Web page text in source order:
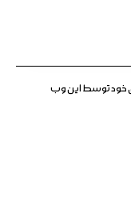
خود توسط این وب